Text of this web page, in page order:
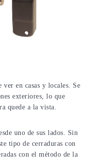
en casas y locales. Se
exteriores, lo que
quede a la vista.
uno de sus lados. Sin
tipo de cerraduras con
con el método de la